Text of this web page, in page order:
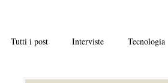
Tutti i post Interviste Tecnologia